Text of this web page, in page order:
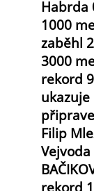
Habrda
1000
zaběhl
3000
rekord
Filip
rekord